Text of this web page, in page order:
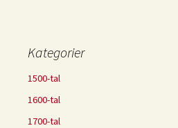
Kategorier
1500-tal
1600-tal
1700-tal